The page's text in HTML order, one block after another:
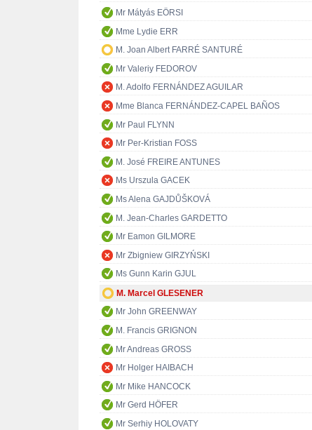
Mr Mátyás EÖRSI
Mme Lydie ERR
M. Joan Albert FARRÉ SANTURÉ
Mr Valeriy FEDOROV
M. Adolfo FERNÁNDEZ AGUILAR
Mme Blanca FERNÁNDEZ-CAPEL BAÑOS
Mr Paul FLYNN
Mr Per-Kristian FOSS
M. José FREIRE ANTUNES
Ms Urszula GACEK
Ms Alena GAJDŮŠKOVÁ
M. Jean-Charles GARDETTO
Mr Eamon GILMORE
Mr Zbigniew GIRZYŃSKI
Ms Gunn Karin GJUL
M. Marcel GLESENER
Mr John GREENWAY
M. Francis GRIGNON
Mr Andreas GROSS
Mr Holger HAIBACH
Mr Mike HANCOCK
Mr Gerd HÖFER
Mr Serhiy HOLOVATY